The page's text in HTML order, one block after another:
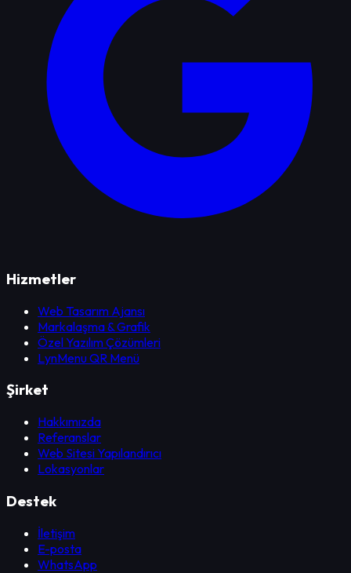
Hizmetler
Web Tasarım Ajansı
Markalaşma & Grafik
Özel Yazılım Çözümleri
LynMenu QR Menü
Şirket
Hakkımızda
Referanslar
Web Sitesi Yapılandırıcı
Lokasyonlar
Destek
İletişim
E-posta
WhatsApp